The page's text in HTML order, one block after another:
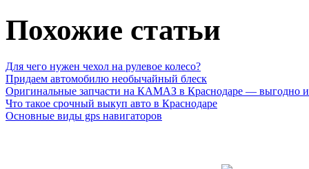
Похожие статьи
Для чего нужен чехол на рулевое колесо?
Придаем автомобилю необычайный блеск
Оригинальные запчасти на КАМАЗ в Краснодаре — выгодно и
Что такое срочный выкуп авто в Краснодаре
Основные виды gps навигаторов